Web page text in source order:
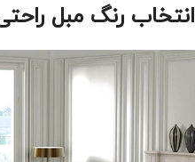
انتخاب رنگ مبل